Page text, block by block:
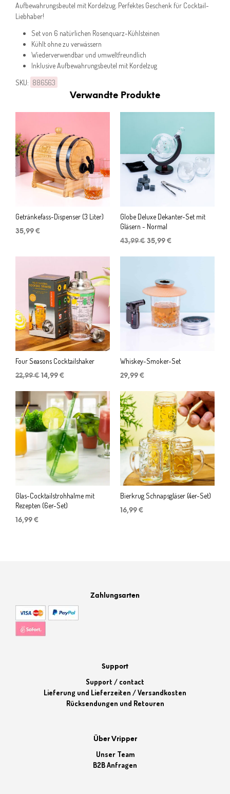
Aufbewahrungsbeutel mit Kordelzug. Perfektes Geschenk für Cocktail-
Liebhaber!
Set von 6 natürlichen Rosenquarz-Kühlsteinen
Kühlt ohne zu verwässern
Wiederverwendbar und umweltfreundlich
Inklusive Aufbewahrungsbeutel mit Kordelzug
SKU: 886563
Verwandte Produkte
Getränkefass-Dispenser (3 Liter)
35,99 €
Globe Deluxe Dekanter-Set mit
Gläsern - Normal
43,99€ Ursprünglicher
war:
35,99 €
ist:
Four Seasons Cocktailshaker
22,99€ Ursprünglicher
war:
22,99 €
14,99 €
ist:
14,99 €.
Whiskey-Smoker-Set
29,99 €
Glas-Cocktailstrohhalme mit
Rezepten (6er-Set)
16,99 €
Bierkrug Schnapsgläser (4er-Set)
16,99 €
Zahlungsarten
Support
Support / contact
Lieferung und Lieferzeiten / Versandkosten
Rücksendungen und Retouren
Über Vripper
Unser Team
B2B Anfragen